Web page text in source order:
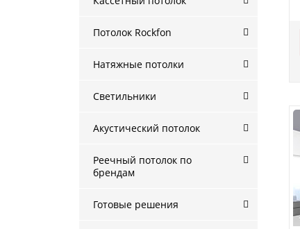
Потолок Rockfon
Натяжные потолки
Светильники
Акустический потолок
Реечный потолок по
брендам
Готовые решения